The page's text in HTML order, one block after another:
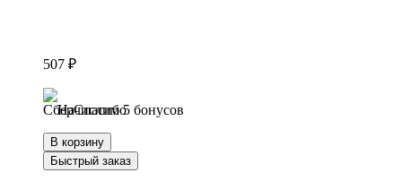
507 ₽
Начислим 5 бонусов
В корзину
Быстрый заказ